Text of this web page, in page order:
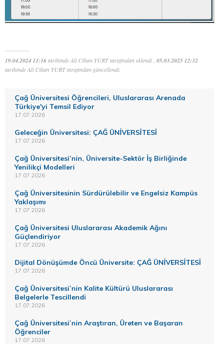
19.04.2024 11:16tarihinde Ali Cihan YURT tarafından eklendi , 05.03.2025 12:32
tarihinde Ali Cihan YURT tarafından güncellendi.
Çağ Üniversitesi Öğrencileri, Uluslararası Arenada
Türkiye'yi Temsil Ediyor
17.07.2026
Geleceğin Üniversitesi: ÇAĞ ÜNİVERSİTESİ
17.07.2026
Çağ Üniversitesi’nin, Üniversite-Sektör İş Birliğinde
Yenilikçi Modelleri
17.07.2026
Çağ Üniversitesinin Sürdürülebilir ve Engelsiz Kampüs
Yaklaşımı
17.07.2026
Çağ Üniversitesi Uluslararası Akademik Ağını
Güçlendiriyor
17.07.2026
Dijital Dönüşümde Öncü Üniversite: ÇAĞ ÜNİVERSİTESİ
17.07.2026
Çağ Üniversitesi’nin Kalite Kültürü Uluslararası
Belgelerle Tescillendi
17.07.2026
Çağ Üniversitesi’nin Araştıran, Üreten ve Başaran
Öğrenciler
17.07.2026